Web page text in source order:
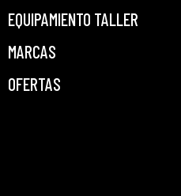
EQUIPAMIENTO TALLER
MARCAS
OFERTAS